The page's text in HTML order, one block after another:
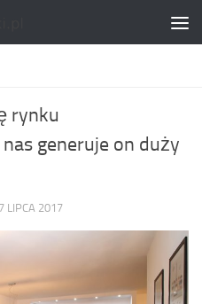
rynku
generuje on duży
LIPCA 2017